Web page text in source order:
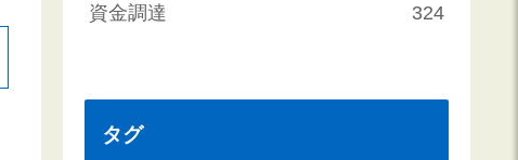
資金調達 324
タグ